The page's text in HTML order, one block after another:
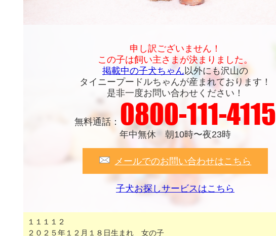
申し訳ございません！
この子は飼い主さまが決まりました。
掲載中の子犬ちゃん 以外にも沢山の
タイニープードルちゃんが産まれております！
是非一度お問い合わせください！
無料通話： 0800-111-4115
年中無休 朝10時〜夜23時
メールでのお問い合わせはこちら
子犬お探しサービスはこちら
１１１１２
２０２５年１２月１８日生まれ 女の子